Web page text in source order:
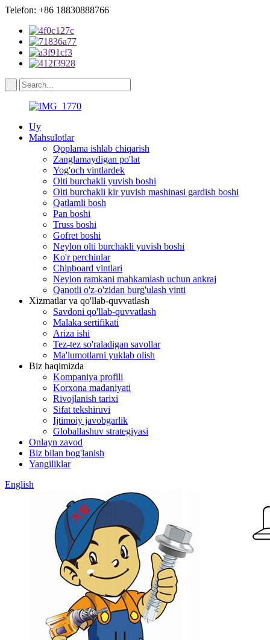
Telefon: +86 18830888766
Uy
Mahsulotlar
Qoplama ishlab chiqarish
Zanglamaydigan po'lat
Yog'och vintlardek
Olti burchakli yuvish boshi
Olti burchakli kir yuvish mashinasi gardish boshi
Qatlamli bosh
Pan boshi
Truss boshi
Gofret boshi
Neylon olti burchakli yuvish boshi
Ko'r perchinlar
Chipboard vintlari
Neylon ramkani mahkamlash uchun ankraj
Qanotli o'z-o'zidan burg'ulash vinti
Xizmatlar va qo'llab-quvvatlash
Savdoni qo'llab-quvvatlash
Malaka sertifikati
Ariza ishi
Tez-tez so'raladigan savollar
Ma'lumotlarni yuklab olish
Biz haqimizda
Kompaniya profili
Korxona madaniyati
Rivojlanish tarixi
Sifat tekshiruvi
Ijtimoiy javobgarlik
Globallashuv strategiyasi
Onlayn zavod
Biz bilan bog'lanish
Yangiliklar
English